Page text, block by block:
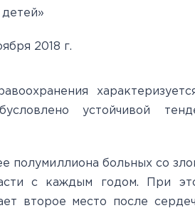
2018 г.
устойчивой
больных со
с каждым годом. При
второе место после